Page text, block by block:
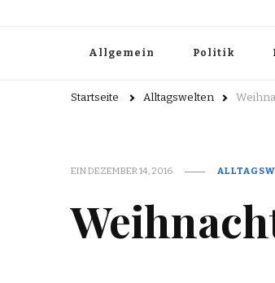
Allgemein Politik
Startseite Alltagswelten
EINDEZEMBER 14, 2016